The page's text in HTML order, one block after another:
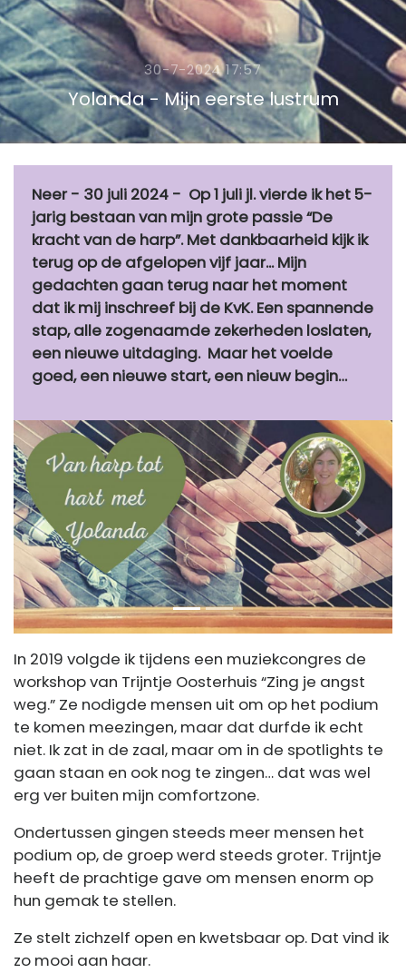
30-7-2024 17:57
Yolanda - Mijn eerste lustrum
Neer - 30 juli 2024 - Op 1 juli jl. vierde ik het 5-
jarig bestaan van mijn grote passie “De
kracht van de harp”. Met dankbaarheid kijk ik
terug op de afgelopen vijf jaar... Mijn
gedachten gaan terug naar het moment
dat ik mij inschreef bij de KvK. Een spannende
stap, alle zogenaamde zekerheden loslaten,
een nieuwe uitdaging. Maar het voelde
goed, een nieuwe start, een nieuw begin…
Previous Next
In 2019 volgde ik tijdens een muziekcongres de
workshop van Trijntje Oosterhuis “Zing je angst
weg.” Ze nodigde mensen uit om op het podium
te komen meezingen, maar dat durfde ik echt
niet. Ik zat in de zaal, maar om in de spotlights te
gaan staan en ook nog te zingen… dat was wel
erg ver buiten mijn comfortzone.
Ondertussen gingen steeds meer mensen het
podium op, de groep werd steeds groter. Trijntje
heeft de prachtige gave om mensen enorm op
hun gemak te stellen.
Ze stelt zichzelf open en kwetsbaar op. Dat vind ik
zo mooi aan haar.